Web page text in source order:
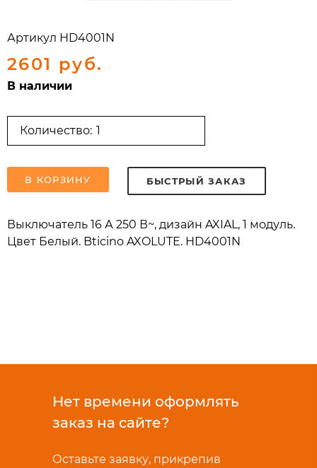
Артикул HD4001N
2601 руб.
В наличии
Количество:
В КОРЗИНУ БЫСТРЫЙ ЗАКАЗ
Выключатель 16 А 250 В~, дизайн AXIAL, 1 модуль.
Цвет Белый. Bticino AXOLUTE. HD4001N
Нет времени оформлять
заказ на сайте?
Оставьте заявку, прикрепив